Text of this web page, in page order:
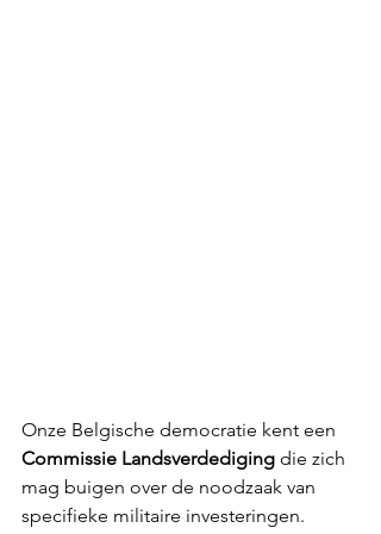
Onze Belgische democratie kent een
Commissie Landsverdediging die zich
mag buigen over de noodzaak van
specifieke militaire investeringen.